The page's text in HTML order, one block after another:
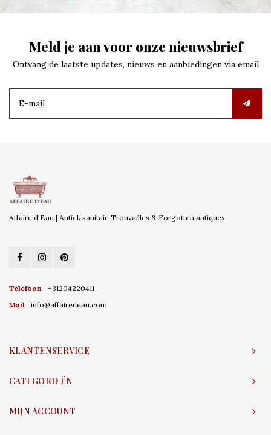
Meld je aan voor onze nieuwsbrief
Ontvang de laatste updates, nieuws en aanbiedingen via email
Affaire d'Eau | Antiek sanitair, Trouvailles & Forgotten antiques
Telefoon
+31204220411
Mail
info@affairedeau.com
KLANTENSERVICE
CATEGORIEËN
MIJN ACCOUNT